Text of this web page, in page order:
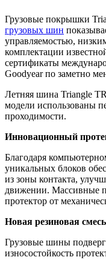
Грузовые покрышки
грузовых шин
управляемостью,
комплектации
сертификаты
Goodyear по заметно
Летняя шина Triangle
модели использованы
проходимости.
Инновационный
Благодаря
уникальных блоков
из зоны контакта,
движении. Массивные
протектор от
Новая резиновая смесь
Грузовые шины
износостойкость